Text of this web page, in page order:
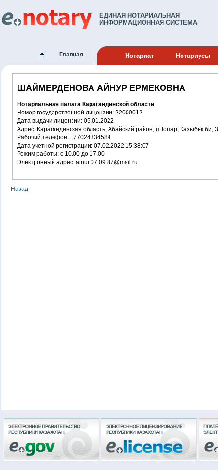
ЕДИНАЯ НОТАРИАЛЬНАЯ
ИНФОРМАЦИОННАЯ СИСТЕМА
Главная Нотариат Нотариусы
ШАЙМЕРДЕНОВА АЙНУР ЕРМЕКОВНА
Нотариальная палата Карагандинской области
Номер государственной лицензии: 22000012
Дата выдачи лицензии: 05.01.2022
Адрес: Карагандинская область, Абайский район, п.Топар, Казыбек би,
Рабочий телефон: +77024334584
Дата учетной регистрации: 07.02.2022 15:38:07
Режим работы: c 10.00 до 17.00
Электронный адрес: ainur.07.09.87@mail.ru
Назад